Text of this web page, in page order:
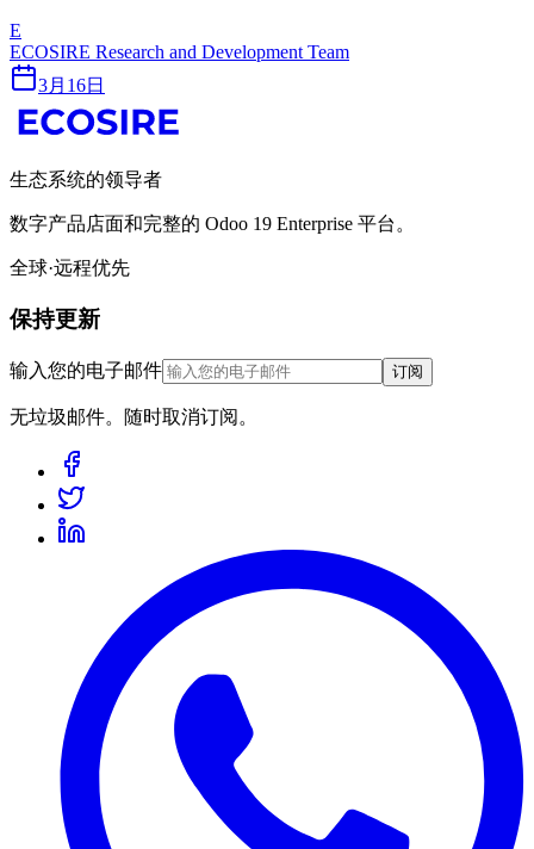
E
ECOSIRE Research and Development Team
3月16日
生态系统的领导者
数字产品店面和完整的 Odoo 19 Enterprise 平台。
全球·远程优先
保持更新
输入您的电子邮件 订阅
无垃圾邮件。随时取消订阅。